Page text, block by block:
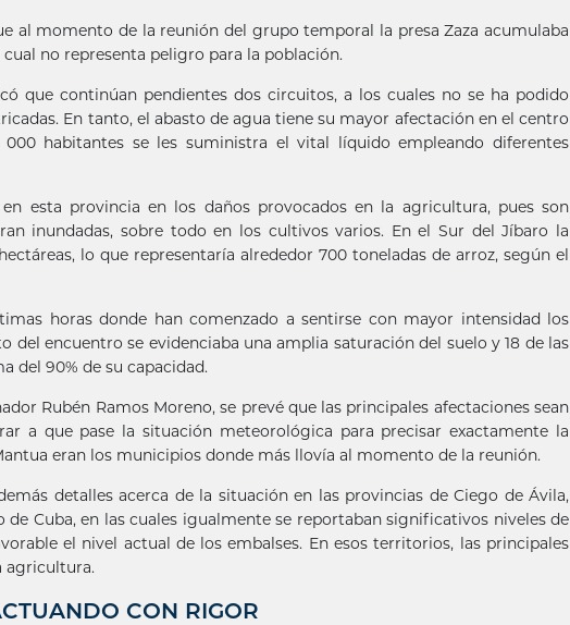
al momento de la reunión del grupo temporal la presa Zaza acumulaba
no representa peligro para la población.
que continúan pendientes dos circuitos, a los cuales no se ha podido
En tanto, el abasto de agua tiene su mayor afectación en el centro
habitantes se les suministra el vital líquido empleando diferentes
esta provincia en los daños provocados en la agricultura, pues son
inundadas, sobre todo en los cultivos varios. En el Sur del Jíbaro la
lo que representaría alrededor 700 toneladas de arroz, según el
horas donde han comenzado a sentirse con mayor intensidad los
encuentro se evidenciaba una amplia saturación del suelo y 18 de las
del 90% de su capacidad.
Rubén Ramos Moreno, se prevé que las principales afectaciones sean
a que pase la situación meteorológica para precisar exactamente la
eran los municipios donde más llovía al momento de la reunión.
detalles acerca de la situación en las provincias de Ciego de Ávila,
de Cuba, en las cuales igualmente se reportaban significativos niveles de
el nivel actual de los embalses. En esos territorios, las principales
agricultura.
CON RIGOR